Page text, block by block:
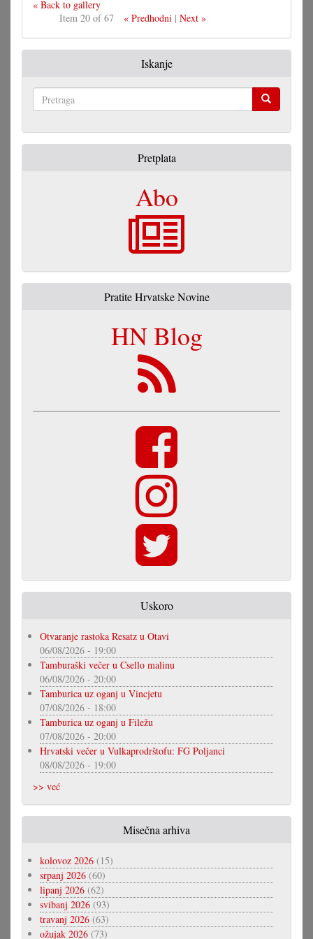
« Back to gallery
Item 20 of 67
« Predhodni| Next »
Iskanje
Pretplata
Abo
Pratite Hrvatske Novine
HN Blog
Uskoro
Otvaranje rastoka Resatz u Otavi
06/08/2026 - 19:00
Tamburaški večer u Csello malinu
06/08/2026 - 20:00
Tamburica uz oganj u Vincjetu
07/08/2026 - 18:00
Tamburica uz oganj u Filežu
07/08/2026 - 20:00
Hrvatski večer u Vulkaprodrštofu: FG Poljanci
08/08/2026 - 19:00
>> već
Misečna arhiva
kolovoz 2026 (15)
srpanj 2026 (60)
lipanj 2026 (62)
svibanj 2026 (93)
travanj 2026 (63)
ožujak 2026 (73)